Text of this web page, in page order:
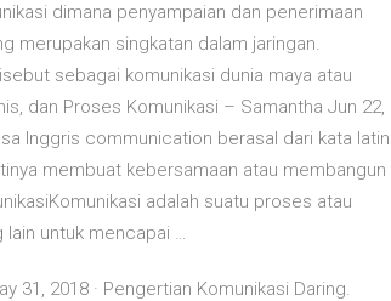
dimana penyampaian dan penerimaan
merupakan singkatan dalam jaringan.
sebagai komunikasi dunia maya atau
dan Proses Komunikasi – Samantha Jun 22,
Inggris communication berasal dari kata latin
membuat kebersamaan atau membangun
adalah suatu proses atau
untuk mencapai …
31, 2018 · Pengertian Komunikasi Daring.